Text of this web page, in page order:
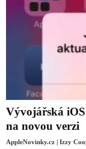
Vývojářská
na novou verzi
AppleNovinky.cz | Izzy